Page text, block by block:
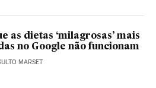
as dietas ‘milagrosas’ mais
no Google não funcionam
MARSET